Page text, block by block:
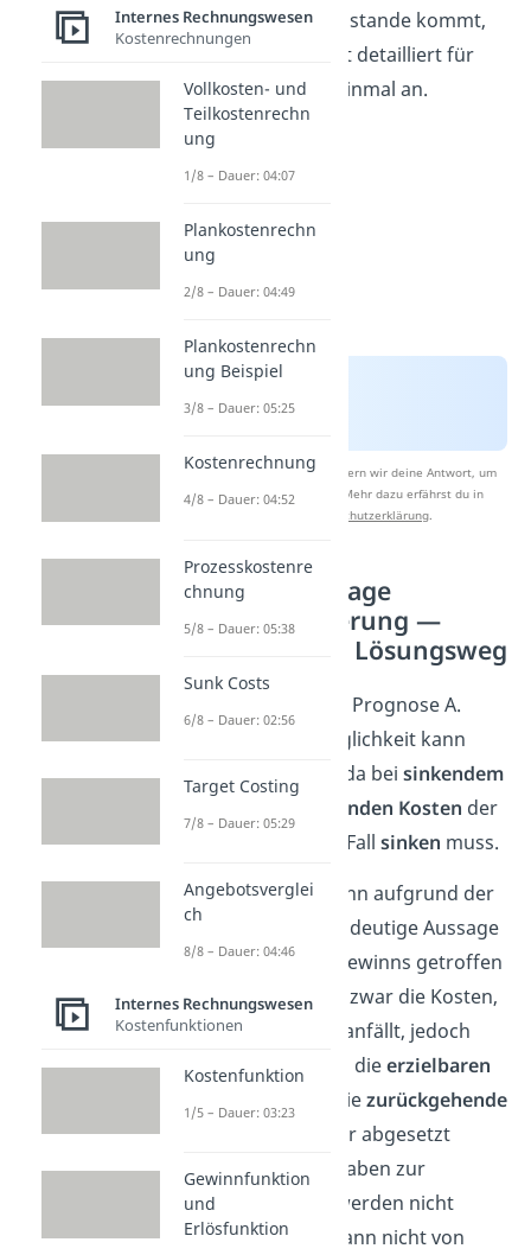
dieses Ergebnis zustande kommt,
sehen wir uns jetzt detailliert für
jede Vorhersage einmal an.
Nach Beantwortung speichern wir deine Antwort, um
Studyflix zu verbessern. Mehr dazu erfährst du in
Datenschutzerklärung
Verständnisfrage
Gewinnsteigerung —
ausführlicher Lösungsweg
Betrachten wir die Prognose A.
Diese Antwortmöglichkeit kann
richtig sein, da bei sinkendem
steigenden Kosten der
auf jeden Fall sinken muss.
Bei Prognose C kann aufgrund der
Angaben
eindeutige Aussage
zum Verlauf des Gewinns getroffen
werden. Es sinken zwar die Kosten,
da weniger Miete anfällt, jedoch
sinken gleichzeitig dieerzielbaren
, da durch diezurückgehende
weniger abgesetzt
werden kann. Angaben zur
Größenordnung werden nicht
gemacht. Daher kann nicht von
Internes Rechnungswesen
Kostenrechnungen
Vollkosten- und
Teilkostenrechn
ung
1/8 – Dauer: 04:07
Plankostenrechn
ung
2/8 – Dauer: 04:49
Plankostenrechn
ung Beispiel
3/8 – Dauer: 05:25
Kostenrechnung
4/8 – Dauer: 04:52
Prozesskostenre
chnung
5/8 – Dauer: 05:38
Sunk Costs
6/8 – Dauer: 02:56
Target Costing
7/8 – Dauer: 05:29
Angebotsverglei
ch
8/8 – Dauer: 04:46
Internes Rechnungswesen
Kostenfunktionen
Kostenfunktion
1/5 – Dauer: 03:23
Gewinnfunktion
und
Erlösfunktion